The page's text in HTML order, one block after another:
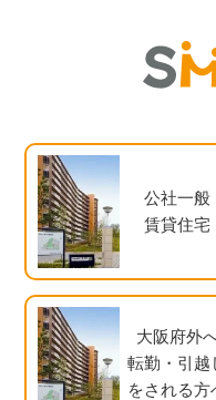
公社一般
賃貸住宅
大阪府外
転勤・引越
をされる方